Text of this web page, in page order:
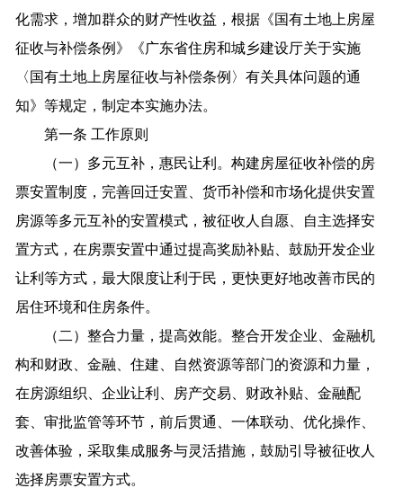
化需求，增加群众的财产性收益，根据《国有土地上房屋
征收与补偿条例》《广东省住房和城乡建设厅关于实施
〈国有土地上房屋征收与补偿条例〉有关具体问题的通
知》等规定，制定本实施办法。
第一条 工作原则
（一）多元互补，惠民让利。构建房屋征收补偿的房
票安置制度，完善回迁安置、货币补偿和市场化提供安置
房源等多元互补的安置模式，被征收人自愿、自主选择安
置方式，在房票安置中通过提高奖励补贴、鼓励开发企业
让利等方式，最大限度让利于民，更快更好地改善市民的
居住环境和住房条件。
（二）整合力量，提高效能。整合开发企业、金融机
构和财政、金融、住建、自然资源等部门的资源和力量，
在房源组织、企业让利、房产交易、财政补贴、金融配
套、审批监管等环节，前后贯通、一体联动、优化操作、
改善体验，采取集成服务与灵活措施，鼓励引导被征收人
选择房票安置方式。